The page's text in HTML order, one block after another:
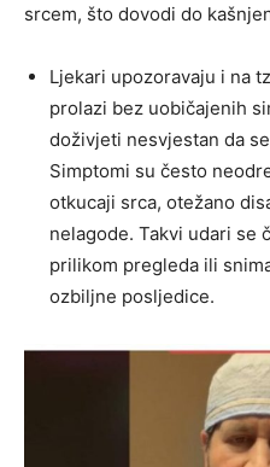
srcem, što dovodi do
Ljekari upozoravaju i na
prolazi bez uobičajenih
doživjeti nesvjestan da
Simptomi su često
otkucaji srca, otežano
nelagode. Takvi udari se
prilikom pregleda ili
ozbiljne posljedice.